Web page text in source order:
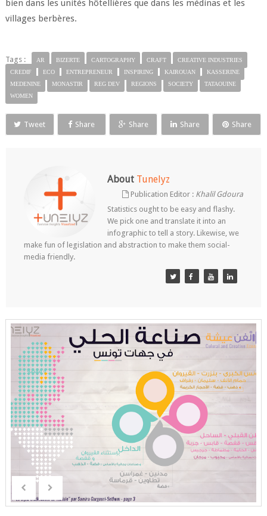
bien dans les unités hôtellières que dans les médinas et les
villages berbères.
Tags : AR BIZERTE CARTOGRAPHY CRAFT
CREATIVE INDUSTRIES
CREDIF
ECO ENTREPRENEUR INSPIRING KAIROUAN
KASSERINE
MEDENINE
MONASTIR REG DEV REGIONS SOCIETY
TATAOUINE
WOMEN
Tweet Share Share Share Share
About Tunelyz
Publication Editor : Khalil Gdoura
Statistics ought to be easy and flashy.
We pick one and translate it into an
infographic to tell a story. Likewise, we
make fun of legislation and abstraction to make them social-
media friendly.